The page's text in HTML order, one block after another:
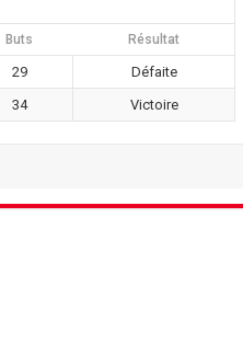
Buts Résultat
29
Défaite
34 Victoire